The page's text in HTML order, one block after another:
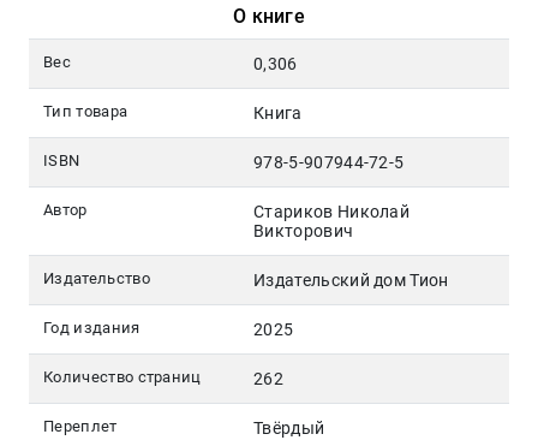
О книге
Вес 0,306
Тип товара Книга
ISBN 978-5-907944-72-5
Автор
Стариков Николай
Викторович
Издательство Издательский дом Тион
Год издания 2025
Количество страниц 262
Переплет Твёрдый